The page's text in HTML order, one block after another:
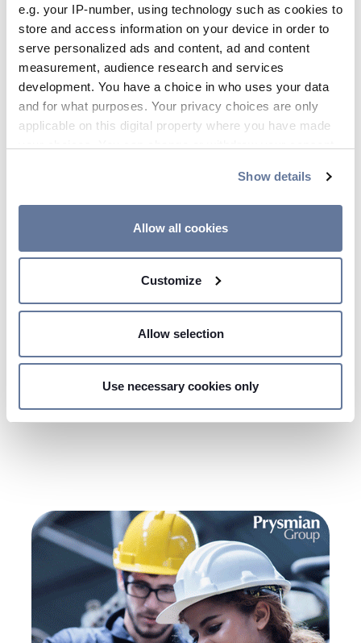
e.g. your IP-number, using technology such as cookies to
store and access information on your device in order to
serve personalized ads and content, ad and content
measurement, audience research and services
development. You have a choice in who uses your data
and for what purposes. Your privacy choices are only
applicable on this digital property where you have made
If you allow, we would also like to:
Identify your device by actively scanning it for
and set your preferences in thedetails section.
provide social media features and to analyse our traffic.
of their services.
Show details
Allow all cookies
Customize
Allow selection
Use necessary cookies only
Logistikzentren in einem der Länder,
in denen wir tätig sind, einsteigen, tun
wir unser Möglichstes, um
sicherzustellen, dass du die
Unterstützung erhältst, die du
Zu den Schlüsselelementen unseres
Hochschulabsolventen gehören:
eine zweiwöchige globale
Einarbeitung
Eine einjährige Job-Rotation
Ein Buddy whrend Ihres ersten
Jahres